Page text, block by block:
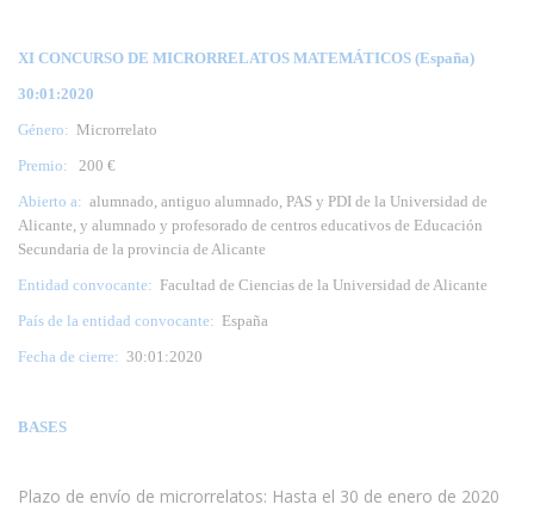
XI CONCURSO DE MICRORRELATOS MATEMÁTICOS (España)
30:01:2020
Género: Microrrelato
Premio:
200 €
Abierto a: alumnado, antiguo alumnado, PAS y PDI de la Universidad de
Alicante, y alumnado y profesorado de centros educativos de Educación
Secundaria de la provincia de Alicante
Entidad convocante: Facultad de Ciencias de la Universidad de Alicante
País de la entidad convocante: España
Fecha de cierre: 30:01:2020
BASES
Plazo de envío de microrrelatos: Hasta el 30 de enero de 2020